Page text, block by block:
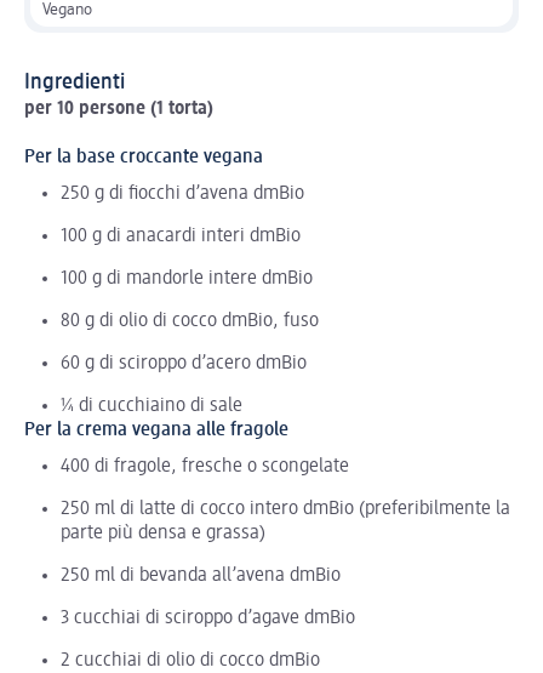
Vegano
Ingredienti
per 10 persone (1 torta)
Per la base croccante vegana
250 g di fiocchi d’avena dmBio
100 g di anacardi interi dmBio
100 g di mandorle intere dmBio
80 g di olio di cocco dmBio, fuso
60 g di sciroppo d’acero dmBio
¼ di cucchiaino di sale
Per la crema vegana alle fragole
400 di fragole, fresche o scongelate
250 ml di latte di cocco intero dmBio (preferibilmente la
parte più densa e grassa)
250 ml di bevanda all’avena dmBio
3 cucchiai di sciroppo d’agave dmBio
2 cucchiai di olio di cocco dmBio